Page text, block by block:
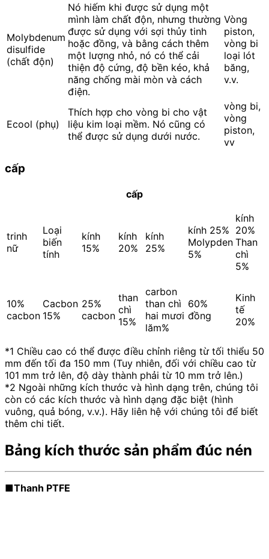
Molybdenum
disulfide
(chất độn)
Nó hiếm khi được sử dụng một
mình làm chất độn, nhưng thường
được sử dụng với sợi thủy tinh
hoặc đồng, và bằng cách thêm
một lượng nhỏ, nó có thể cải
thiện độ cứng, độ bền kéo, khả
năng chống mài mòn và cách
điện.
Vòng
piston,
vòng bi
loại lót
băng,
v.v.
Ecool (phụ)
Thích hợp cho vòng bi cho vật
liệu kim loại mềm. Nó cũng có
thể được sử dụng dưới nước.
vòng bi,
vòng
piston,
vv
cấp
cấp
trinh
nữ
Loại
biến
tính
kính
15%
kính
20%
kính
25%
kính 25%
Molypden
5%
kính
20%
Than
chì
5%
10%
cacbon
Cacbon
15%
25%
cacbon
than
chì
15%
carbon
than chì
hai mươi
lăm%
60%
đồng
Kinh
tế
20%
*1 Chiều cao có thể được điều chỉnh riêng từ tối thiểu 50
mm đến tối đa 150 mm (Tuy nhiên, đối với chiều cao từ
101 mm trở lên, độ dày thành phải từ 10 mm trở lên.)
*2 Ngoài những kích thước và hình dạng trên, chúng tôi
còn có các kích thước và hình dạng đặc biệt (hình
vuông, quả bóng, v.v.). Hãy liên hệ với chúng tôi để biết
thêm chi tiết.
Bảng kích thước sản phẩm đúc nén
■Thanh PTFE